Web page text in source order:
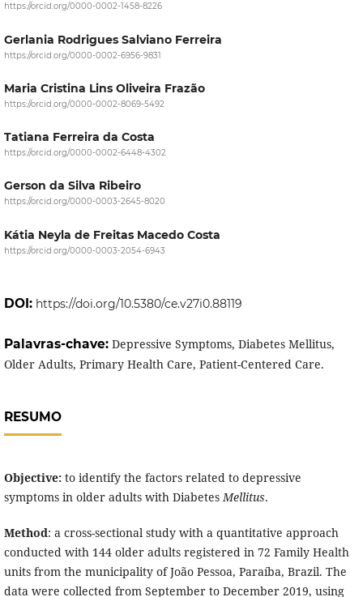
https://orcid.org/0000-0002-1458-8226
Gerlania Rodrigues Salviano Ferreira
https://orcid.org/0000-0002-6956-9831
Maria Cristina Lins Oliveira Frazão
https://orcid.org/0000-0002-8069-5492
Tatiana Ferreira da Costa
https://orcid.org/0000-0002-6448-4302
Gerson da Silva Ribeiro
https://orcid.org/0000-0003-2645-8020
Kátia Neyla de Freitas Macedo Costa
https://orcid.org/0000-0003-2054-6943
DOI: https://doi.org/10.5380/ce.v27i0.88119
Palavras-chave: Depressive Symptoms, Diabetes Mellitus,
Older Adults, Primary Health Care, Patient-Centered Care.
RESUMO
Objective:to identify the factors related to depressive
symptoms in older adults with DiabetesMellitus.
Method: a cross-sectional study with a quantitative approach
conducted with 144 older adults registered in 72 Family Health
units from the municipality of João Pessoa, Paraíba, Brazil. The
data were collected from September to December 2019, using